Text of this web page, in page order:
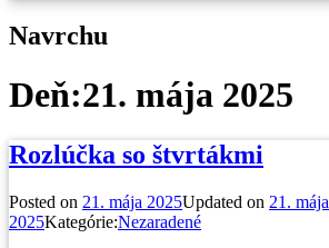
Navrchu
Deň:21. mája 2025
Rozlúčka so štvrtákmi
Posted on 21. mája 2025Updated on 21. mája
2025Kategórie:Nezaradené